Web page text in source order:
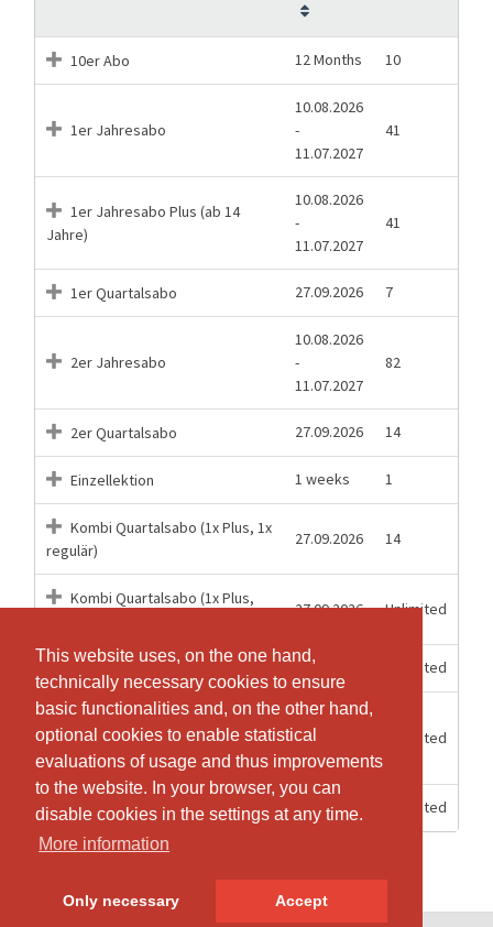
This website uses, on the one hand,
technically necessary cookies to ensure
basic functionalities and, on the other hand,
optional cookies to enable statistical
evaluations of usage and thus improvements
to the website. In your browser, you can
disable cookies in the settings at any time.
More information
Only necessary Accept
This website uses, on the one hand,
technically necessary cookies to ensure
basic functionalities and, on the other hand,
optional cookies to enable statistical
evaluations of usage and thus improvements
to the website. In your browser, you can
disable cookies in the settings at any time.
More information
Only necessary Accept
10er Abo 12 Months 10
1er Jahresabo
10.08.2026
-
11.07.2027
41
1er Jahresabo Plus (ab 14
Jahre)
10.08.2026
-
11.07.2027
41
1er Quartalsabo 27.09.2026 7
2er Jahresabo
10.08.2026
-
11.07.2027
82
2er Quartalsabo 27.09.2026 14
Einzellektion 1 weeks 1
Kombi Quartalsabo (1x Plus, 1x
regulär)
27.09.2026 14
Kombi Quartalsabo (1x Plus,
27.09.2026 Unlimited
Schnupperwoche 7 Days Unlimited
unbeschränktes Jahresabo
10.08.2026
-
11.07.2027
Unlimited
unbeschränktes Quartalsabo 27.09.2026 Unlimited